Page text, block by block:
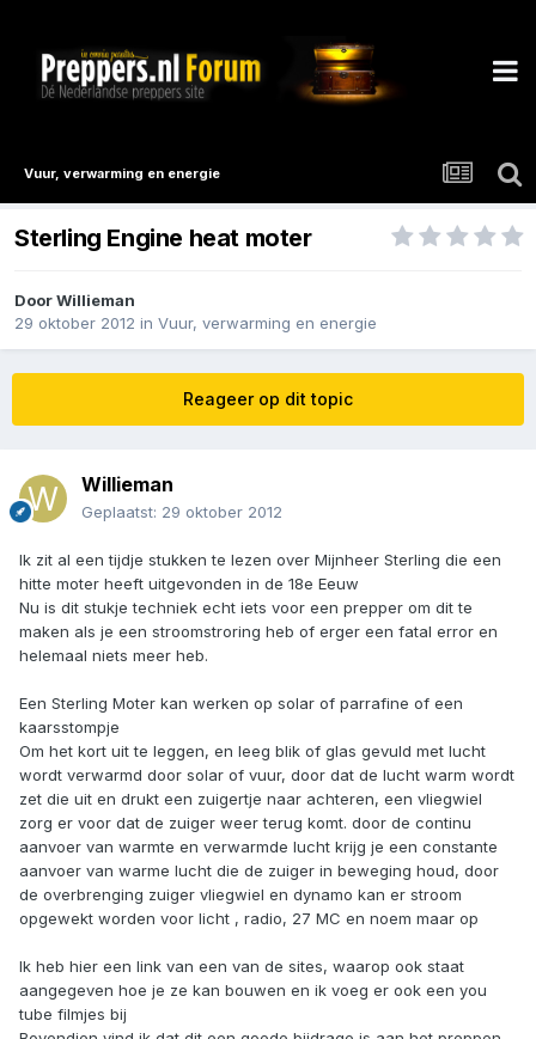
Vuur, verwarming en energie
Sterling Engine heat moter
DoorWillieman
29 oktober 2012 in Vuur, verwarming en energie
Reageer op dit topic
Willieman
Geplaatst: 29 oktober 2012
Ik zit al een tijdje stukken te lezen over Mijnheer Sterling die een
hitte moter heeft uitgevonden in de 18e Eeuw
Nu is dit stukje techniek echt iets voor een prepper om dit te
maken als je een stroomstroring heb of erger een fatal error en
helemaal niets meer heb.
Een Sterling Moter kan werken op solar of parrafine of een
kaarsstompje
Om het kort uit te leggen, en leeg blik of glas gevuld met lucht
wordt verwarmd door solar of vuur, door dat de lucht warm wordt
zet die uit en drukt een zuigertje naar achteren, een vliegwiel
zorg er voor dat de zuiger weer terug komt. door de continu
aanvoer van warmte en verwarmde lucht krijg je een constante
aanvoer van warme lucht die de zuiger in beweging houd, door
de overbrenging zuiger vliegwiel en dynamo kan er stroom
opgewekt worden voor licht , radio, 27 MC en noem maar op
Ik heb hier een link van een van de sites, waarop ook staat
aangegeven hoe je ze kan bouwen en ik voeg er ook een you
tube filmjes bij